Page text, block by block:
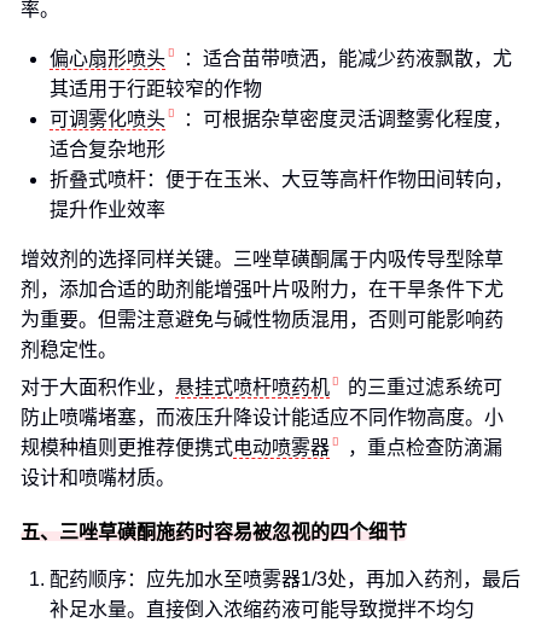
率。
偏心扇形喷头
：适合苗带喷洒，能减少药液飘散，尤
其适用于行距较窄的作物
可调雾化喷头
：可根据杂草密度灵活调整雾化程度，
适合复杂地形
折叠式喷杆：便于在玉米、大豆等高杆作物田间转向，
提升作业效率
增效剂的选择同样关键。三唑草磺酮属于内吸传导型除草
剂，添加合适的助剂能增强叶片吸附力，在干旱条件下尤
为重要。但需注意避免与碱性物质混用，否则可能影响药
剂稳定性。
对于大面积作业， 悬挂式喷杆喷药机
的三重过滤系统可
防止喷嘴堵塞，而液压升降设计能适应不同作物高度。小
规模种植则更推荐便携式电动喷雾器
，重点检查防滴漏
设计和喷嘴材质。
五、三唑草磺酮施药时容易被忽视的四个细节
配药顺序：应先加水至喷雾器1/3处，再加入药剂，最后
补足水量。直接倒入浓缩药液可能导致搅拌不均匀